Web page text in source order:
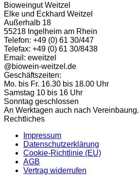
Bioweingut Weitzel
Elke und Eckhard Weitzel
Außerhalb 18
55218 Ingelheim am Rhein
Telefon: +49 (0) 61 30/447
Telefax: +49 (0) 61 30/8438
Email: eweitzel
@biowein-weitzel.de
Geschäftszeiten:
Mo. bis Fr. 16.30 bis 18.00 Uhr
Samstag 10 bis 16 Uhr
Sonntag geschlossen
An Werktagen auch nach Vereinbaung.
Rechtliches
Impressum
Datenschutzerklärung
Cookie-Richtlinie (EU)
AGB
Vertrag widerrufen